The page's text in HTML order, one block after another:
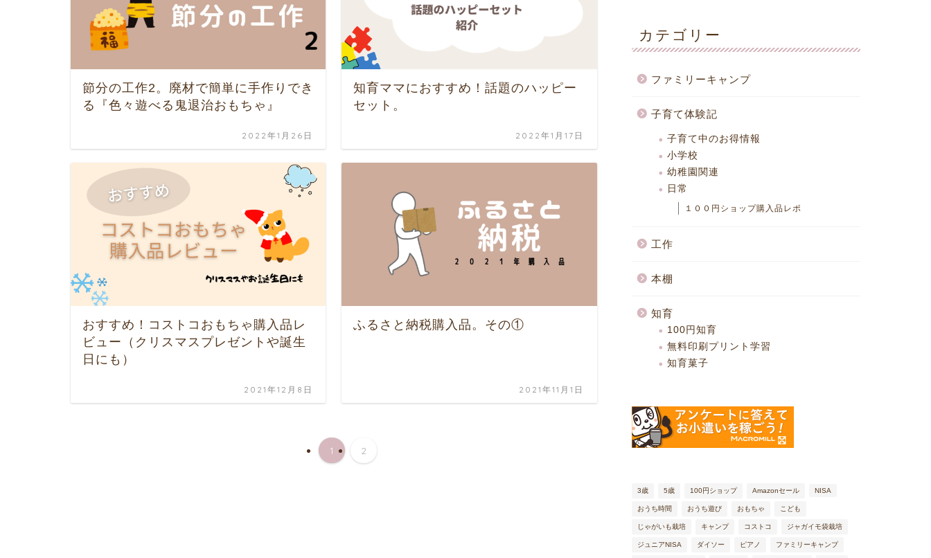
節分の工作2。廃材で簡単に手作りでき
る『色々遊べる鬼退治おもちゃ』
2022年1月26日
知育ママにおすすめ！話題のハッピー
セット。
2022年1月17日
おすすめ！コストコおもちゃ購入品レ
ビュー（クリスマスプレゼントや誕生
日にも）
2021年12月8日
ふるさと納税購入品。その①
2021年11月1日
1 2
カテゴリー
ファミリーキャンプ
子育て体験記
子育て中のお得情報
小学校
幼稚園関連
日常
１００円ショップ購入品レポ
工作
本棚
知育
100円知育
無料印刷プリント学習
知育菓子
3歳 5歳 100円ショップ Amazonセール NISA
おうち時間 おうち遊び おもちゃ こども
じゃがいも栽培 キャンプ コストコ ジャガイモ袋栽培
ジュニアNISA ダイソー ピアノ ファミリーキャンプ